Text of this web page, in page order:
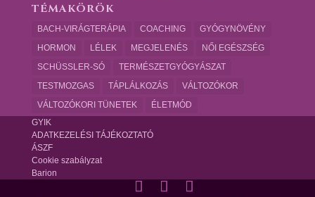
TÉMAKÖRÖK
BACH-VIRÁGTERÁPIA COACHING
GYÓGYNÖVÉNY
HORMON
LÉLEK MEGJELENÉS
NŐI EGÉSZSÉG
SCHÜSSLER-SÓ
TERMÉSZETGYÓGYÁSZAT
TESTMOZGAS
TÁPLÁLKOZÁS
VÁLTOZÓKOR
VÁLTOZÓKORI TÜNETEK
ÉLETMÓD
GYIK
ADATKEZELÉSI TÁJÉKOZTATÓ
ÁSZF
Cookie szabályzat
Barion